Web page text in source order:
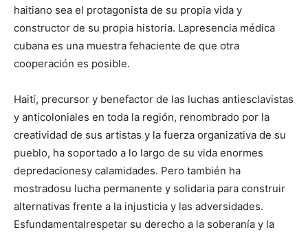
haitiano sea el protagonista de su propia vida y
constructor de su propia historia. Lapresencia médica
cubana es una muestra fehaciente de que otra
cooperación es posible.
Haití, precursor y benefactor de las luchas antiesclavistas
y anticoloniales en toda la región, renombrado por la
creatividad de sus artistas y la fuerza organizativa de su
pueblo, ha soportado a lo largo de su vida enormes
depredacionesy calamidades. Pero también ha
mostradosu lucha permanente y solidaria para construir
alternativas frente a la injusticia y las adversidades.
Esfundamentalrespetar su derecho a la soberanía y la